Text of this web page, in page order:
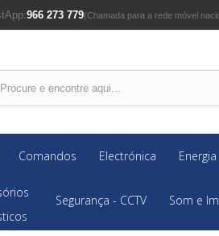
966 273 779(Chamada para a rede móvel
Comandos Electrónica Energia
Segurança - CCTV Som e